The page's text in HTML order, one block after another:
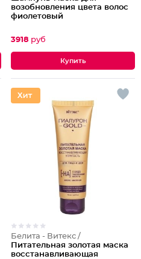
возобновления цвета волос
фиолетовый
3918 руб
Белита - Витекс /
Питательная золотая маска
восстанавливающая